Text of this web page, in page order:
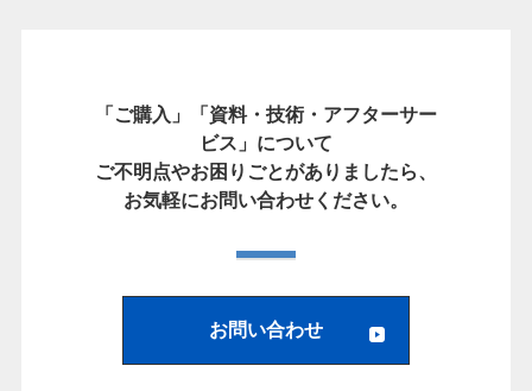
「ご購入」「資料・技術・アフターサー
ビス」について
ご不明点やお困りごとがありましたら、
お気軽にお問い合わせください。
お問い合わせ